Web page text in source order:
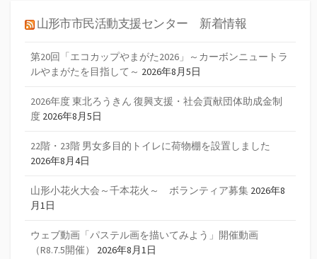
山形市市民活動支援センター 新着情報
第20回「エコカップやまがた2026」～カーボンニュートラ
ルやまがたを目指して～ 2026年8月5日
2026年度 東北ろうきん 復興支援・社会貢献団体助成金制
度 2026年8月5日
22階・23階 男女多目的トイレに荷物棚を設置しました
2026年8月4日
山形小花火大会～千本花火～ ボランティア募集 2026年8
月1日
ウェブ動画「パステル画を描いてみよう」開催動画
（R8.7.5開催）
2026年8月1日